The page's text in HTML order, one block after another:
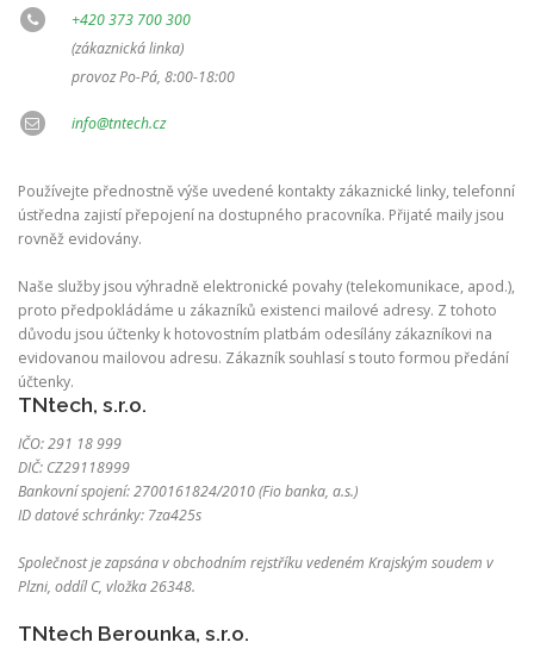
+420 373 700 300
(zákaznická linka)
provoz Po-Pá, 8:00-18:00
info@tntech.cz
Používejte přednostně výše uvedené kontakty zákaznické linky, telefonní
ústředna zajistí přepojení na dostupného pracovníka. Přijaté maily jsou
rovněž evidovány.
Naše služby jsou výhradně elektronické povahy (telekomunikace, apod.),
proto předpokládáme u zákazníků existenci mailové adresy. Z tohoto
důvodu jsou účtenky k hotovostním platbám odesílány zákazníkovi na
evidovanou mailovou adresu. Zákazník souhlasí s touto formou předání
účtenky.
TNtech, s.r.o.
IČO: 291 18 999
DIČ: CZ29118999
Bankovní spojení: 2700161824/2010 (Fio banka, a.s.)
ID datové schránky: 7za425s
Společnost je zapsána v obchodním rejstříku vedeném Krajským soudem v
Plzni, oddíl C, vložka 26348.
TNtech Berounka, s.r.o.